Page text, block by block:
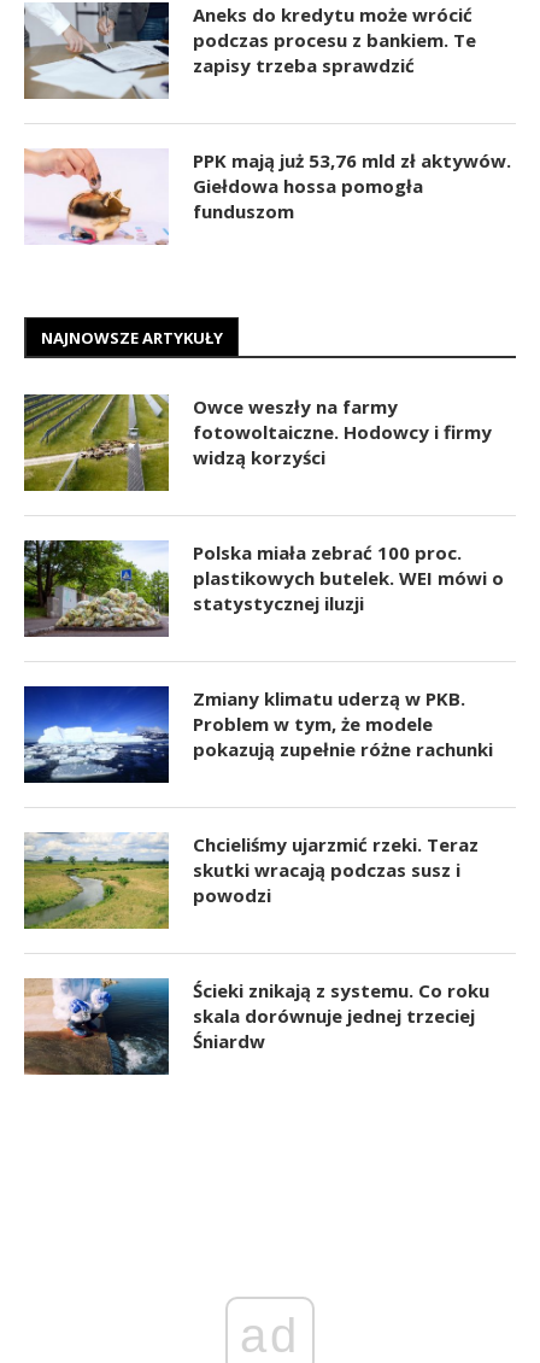
Aneks do kredytu może wrócić
podczas procesu z bankiem. Te
zapisy trzeba sprawdzić
PPK mają już 53,76 mld zł aktywów.
Giełdowa hossa pomogła
funduszom
NAJNOWSZE ARTYKUŁY
Owce weszły na farmy
fotowoltaiczne. Hodowcy i firmy
widzą korzyści
Polska miała zebrać 100 proc.
plastikowych butelek. WEI mówi o
statystycznej iluzji
Zmiany klimatu uderzą w PKB.
Problem w tym, że modele
pokazują zupełnie różne rachunki
Chcieliśmy ujarzmić rzeki. Teraz
skutki wracają podczas susz i
powodzi
Ścieki znikają z systemu. Co roku
skala dorównuje jednej trzeciej
Śniardw
ad